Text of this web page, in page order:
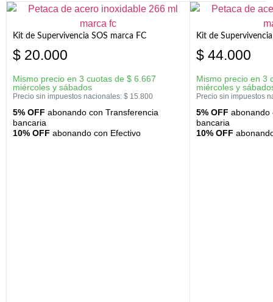
Kit de Supervivencia SOS marca FC
$ 20.000
Mismo precio en 3 cuotas de $ 6.667
miércoles y sábados
Precio sin impuestos nacionales: $ 15.800
5% OFF abonando con Transferencia
bancaria
10% OFF abonando con Efectivo
Kit de
$ 44.000
Mismo precio en 3
miércoles y
Precio sin impuestos
5% OFF abonando
bancaria
10% OFF